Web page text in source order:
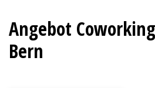
Angebot
Bern